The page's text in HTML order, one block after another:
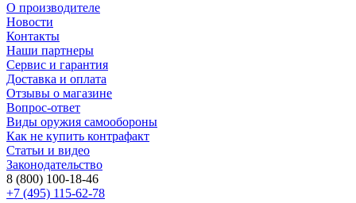
О производителе
Новости
Контакты
Наши партнеры
Сервис и гарантия
Доставка и оплата
Отзывы о магазине
Вопрос-ответ
Виды оружия самообороны
Как не купить контрафакт
Статьи и видео
Законодательство
8 (800) 100-18-46
+7 (495) 115-62-78